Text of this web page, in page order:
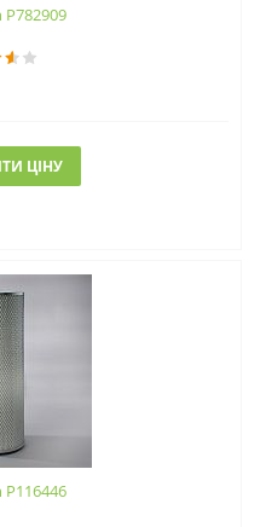
ЦІНУ